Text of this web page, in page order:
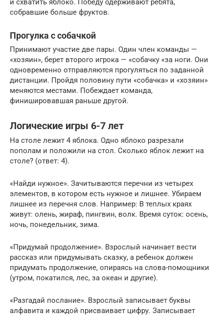
и схватить яблоко. Победу одерживают ребята,
собравшие больше фруктов.
Прогулка с собачкой
Принимают участие две пары. Один член команды —
«хозяин», берет второго игрока — «собачку «за ноги. Они
одновременно отправляются прогуляться по заданной
дистанции. Пройдя половину пути «собачка» и «хозяин»
меняются местами. Побеждает команда,
финишировавшая раньше другой.
Логические игры 6-7 лет
На столе лежит 4 яблока. Одно яблоко разрезали
пополам и положили на стол. Сколько яблок лежит на
столе? (ответ: 4).
«Найди нужное». Зачитываются перечни из четырех
элементов, в котором есть нужное и лишнее. Убираем
лишнее из перечня слов. Например: В теплых краях
живут: олень, жираф, пингвин, волк. Время суток: осень,
ночь, понедельник, зима.
«Придумай продолжение». Взрослый начинает вести
рассказ или придумывать сказку, а ребенок должен
придумать продолжение, опираясь на слова-помощники
(утром, покатился, лес, за океан и другие).
«Разгадай послание». Взрослый записывает буквы
алфавита и каждой присваивает цифру. Записывает